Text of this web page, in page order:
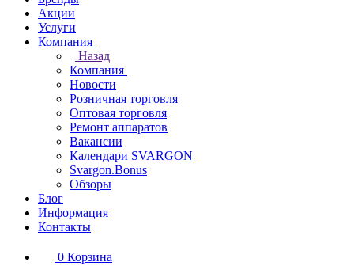
Акции
Услуги
Компания
Назад
Компания
Новости
Розничная торговля
Оптовая торговля
Ремонт аппаратов
Вакансии
Календари SVARGON
Svargon.Bonus
Обзоры
Блог
Информация
Контакты
0 Корзина